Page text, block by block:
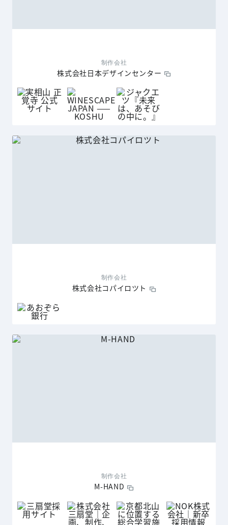
制作会社
株式会社日本デザインセンター
制作会社
株式会社コパイロツト
制作会社
M-HAND